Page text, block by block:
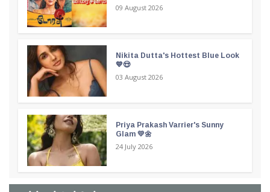
09 August 2026
Nikita Dutta's Hottest Blue Look
💙😍
03 August 2026
Priya Prakash Varrier's Sunny
Glam 💛🌼
24 July 2026